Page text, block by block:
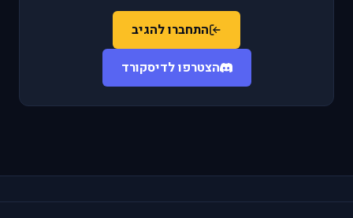
התחברו להגיב
הצטרפו לדיסקורד